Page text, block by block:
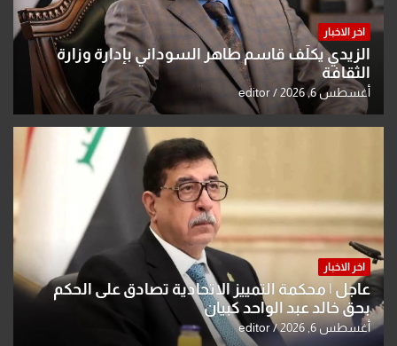
اخر الاخبار
الزيدي يكلّف قاسم طاهر السوداني بإدارة وزارة
الثقافة
أغسطس 6, 2026 editor
اخر الاخبار
عاجل | محكمة التمييز الاتحادية تصادق على الحكم
بحق خالد عبد الواحد كبيان
أغسطس 6, 2026 editor